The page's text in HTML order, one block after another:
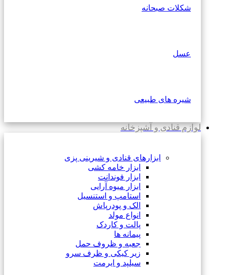
شکلات صبحانه
عسل
شیره های طبیعی
لوازم قنادی و آشپزخانه
ابزارهای قنادی و شیرینی پزی
ابزار خامه کشی
ابزار فوندانت
ابزار میوه آرایی
استامپ و استنسیل
الک و پودرپاش
انواع مولد
پالت و کاردک
پیمانه ها
جعبه و ظروف حمل
زیر کیکی و ظرف سرو
سیلپد و ایرمت